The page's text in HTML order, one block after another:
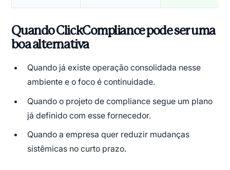
Quando ClickCompliance pode ser uma
boa alternativa
Quando já existe operação consolidada nesse
ambiente e o foco é continuidade.
Quando o projeto de compliance segue um plano
já definido com esse fornecedor.
Quando a empresa quer reduzir mudanças
sistêmicas no curto prazo.